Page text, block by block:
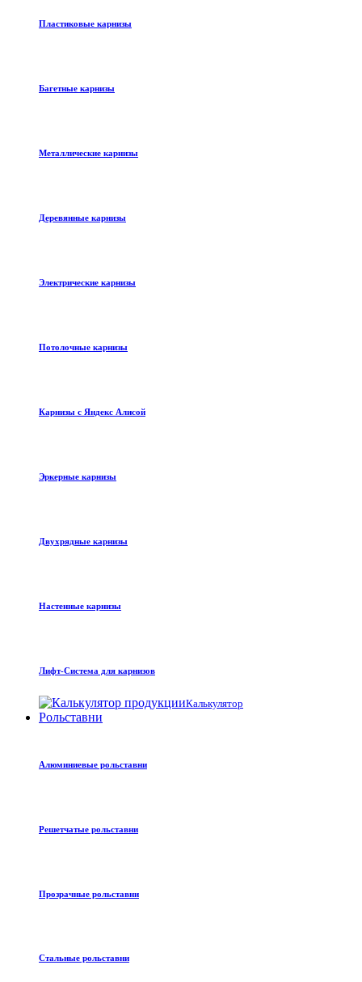
Пластиковые карнизы
Багетные карнизы
Металлические карнизы
Деревянные карнизы
Электрические карнизы
Потолочные карнизы
Карнизы с Яндекс Алисой
Эркерные карнизы
Двухрядные карнизы
Настенные карнизы
Лифт-Система для карнизов
Калькулятор
Рольставни
Алюминиевые рольставни
Решетчатые рольставни
Прозрачные рольставни
Стальные рольставни